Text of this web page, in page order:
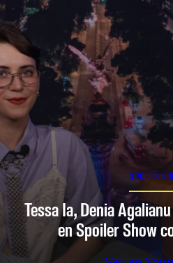
SPOILER
Tessa Ia, Denia
en Spoiler Show